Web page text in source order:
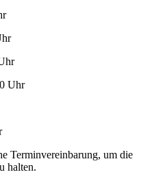
Uhr
Terminvereinbarung, um die
halten.